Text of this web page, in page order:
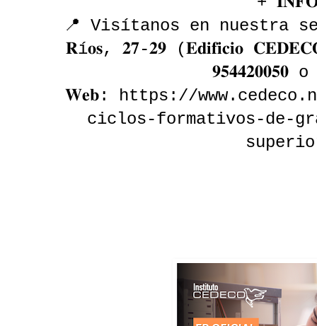
📍 Visítanos en nuestra
𝐑í𝐨𝐬, 𝟐𝟕-𝟐𝟗 (𝐄𝐝𝐢𝐟𝐢𝐜𝐢𝐨
𝟗𝟓𝟒𝟒𝟐𝟎𝟎𝟓𝟎
𝐖𝐞𝐛: https://
ciclos-formativos-de-